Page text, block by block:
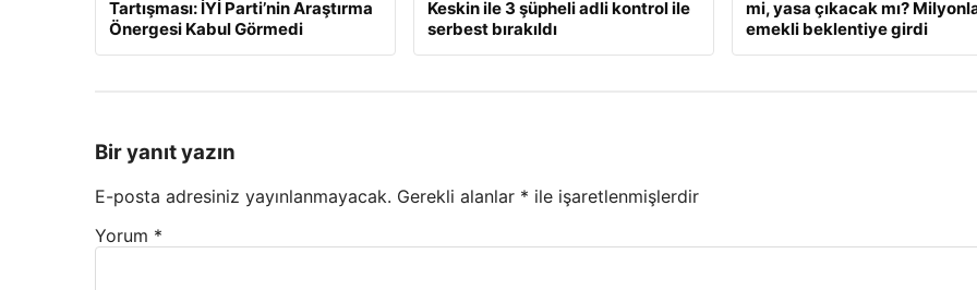
Tartışması: İYİ Parti’nin Araştırma
Önergesi Kabul Görmedi
Keskin ile 3 şüpheli adli kontrol ile
serbest bırakıldı
mi, yasa çıkacak mı?
emekli beklentiye girdi
Bir yanıt yazın
E-posta adresiniz yayınlanmayacak. Gerekli alanlar * ile işaretlenmişlerdir
Yorum *